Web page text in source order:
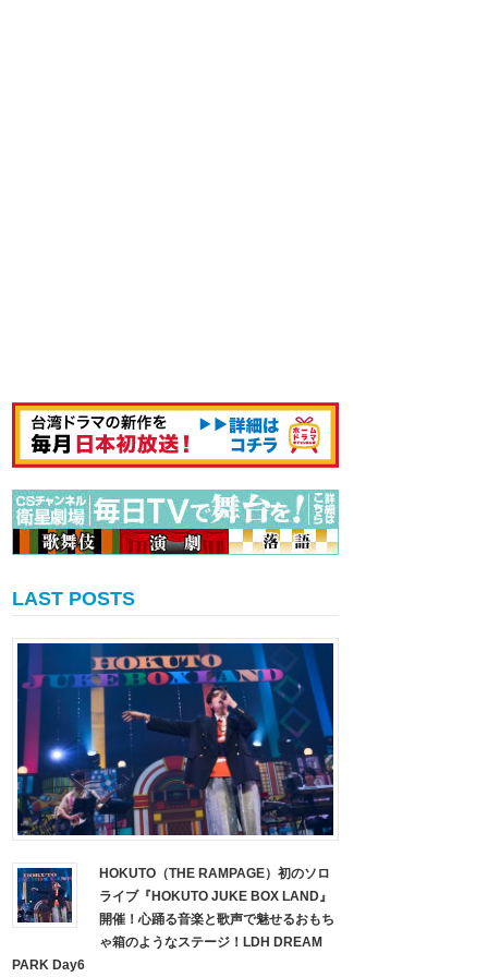
LAST POSTS
HOKUTO（THE RAMPAGE）初のソロ
ライブ『HOKUTO JUKE BOX LAND』
開催！心踊る音楽と歌声で魅せるおもち
ゃ箱のようなステージ！LDH DREAM
PARK Day6